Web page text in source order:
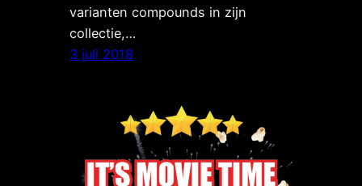
varianten compounds in zijn
collectie,…
3 juli 2018